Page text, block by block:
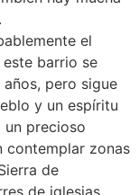
el
barrio se
pero sigue
y un espíritu
un precioso
contemplar zonas
de